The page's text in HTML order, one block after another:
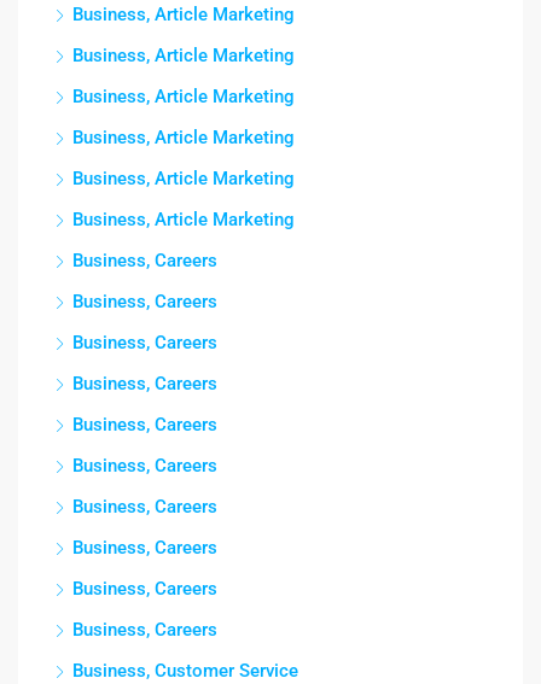
Business, Article Marketing
Business, Article Marketing
Business, Article Marketing
Business, Article Marketing
Business, Article Marketing
Business, Article Marketing
Business, Careers
Business, Careers
Business, Careers
Business, Careers
Business, Careers
Business, Careers
Business, Careers
Business, Careers
Business, Careers
Business, Careers
Business, Customer Service